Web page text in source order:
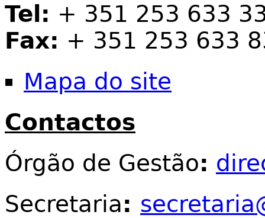
Tel: + 351 253 633
Fax: + 351 253 633
Mapa do site
Contactos
Órgão de Gestão:
Secretaria: